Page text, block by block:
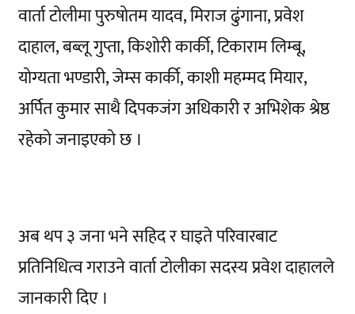
वार्ता टोलीमा पुरुषोतम यादव, मिराज ढुंगाना, प्रवेश
दाहाल, बब्लू गुप्ता, किशोरी कार्की, टिकाराम लिम्बू,
योग्यता भण्डारी, जेम्स कार्की, काशी महम्मद मियार,
अर्पित कुमार साथै दिपकजंग अधिकारी र अभिशेक श्रेष्ठ
रहेको जनाइएको छ ।
अब थप ३ जना भने सहिद र घाइते परिवारबाट
प्रतिनिधित्व गराउने वार्ता टोलीका सदस्य प्रवेश दाहालले
जानकारी दिए ।